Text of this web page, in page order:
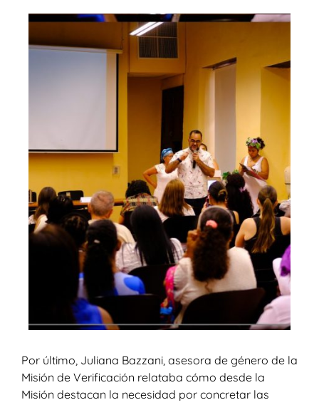
Por último, Juliana Bazzani, asesora de género de la
Misión de Verificación relataba cómo desde la
Misión destacan la necesidad por concretar las